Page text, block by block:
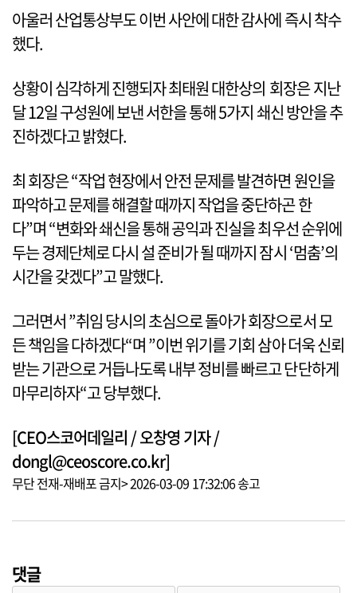
아울러 산업통상부도 이번 사안에 대한 감사에 즉시 착수
했다.
상황이 심각하게 진행되자 최태원 대한상의 회장은 지난
달 12일 구성원에 보낸 서한을 통해 5가지 쇄신 방안을 추
진하겠다고 밝혔다.
최 회장은 “작업 현장에서 안전 문제를 발견하면 원인을
파악하고 문제를 해결할 때까지 작업을 중단하곤 한
다”며 “변화와 쇄신을 통해 공익과 진실을 최우선 순위에
두는 경제단체로 다시 설 준비가 될 때까지 잠시 ‘멈춤’의
시간을 갖겠다”고 말했다.
그러면서 ”취임 당시의 초심으로 돌아가 회장으로서 모
든 책임을 다하겠다“며 ”이번 위기를 기회 삼아 더욱 신뢰
받는 기관으로 거듭나도록 내부 정비를 빠르고 단단하게
마무리하자“고 당부했다.
[CEO스코어데일리 / 오창영 기자 /
dongl@ceoscore.co.kr]
무단 전재-재배포 금지> 2026-03-09 17:32:06 송고
댓글